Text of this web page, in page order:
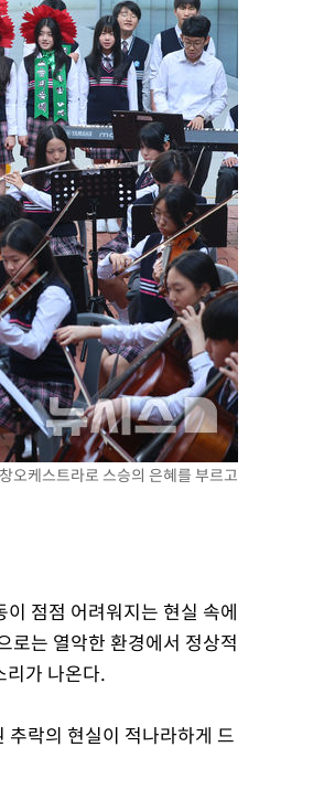
오케스트라로 스승의 은혜를 부르고
점점 어려워지는 현실 속에
로는 열악한 환경에서 정상적
리가 나온다.
락의 현실이 적나라하게 드